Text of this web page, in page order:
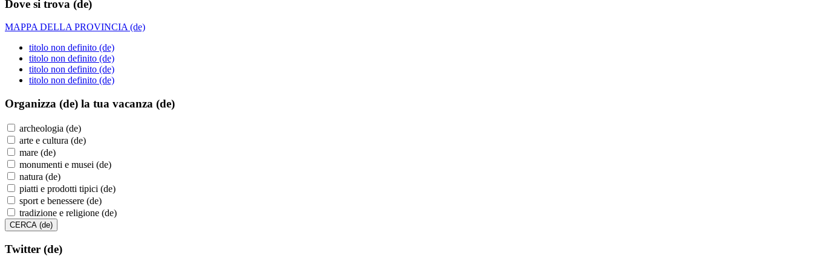
Dove si trova (de)
MAPPA DELLA PROVINCIA (de)
titolo non definito (de)
titolo non definito (de)
titolo non definito (de)
titolo non definito (de)
Organizza (de) la tua vacanza (de)
archeologia (de)
arte e cultura (de)
mare (de)
monumenti e musei (de)
natura (de)
piatti e prodotti tipici (de)
sport e benessere (de)
tradizione e religione (de)
Twitter (de)